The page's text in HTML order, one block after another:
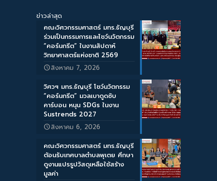
ข่าวล่าสุด
คณะวิศวกรรมศาสตร์ มทร.ธัญบุรี
ร่วมเป็นกรรมการและโชว์นวัตกรรม
“คอร์นกรีต” ในงานสัปดาห์
วิทยาศาสตร์แห่งชาติ 2569
สิงหาคม 7, 2026
วิศวฯ มทร.ธัญบุรี โชว์นวัตกรรม
“คอร์นกรีต” มวลเบาดูดซับ
คาร์บอน หนุน SDGs ในงาน
Sustrends 2027
สิงหาคม 6, 2026
คณะวิศวกรรมศาสตร์ มทร.ธัญบุรี
ต้อนรับเทศบาลตำบลพุเตย ศึกษา
ดูงานแปรรูปวัสดุเหลือใช้สร้าง
มูลค่า